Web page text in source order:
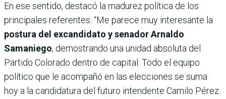
En ese sentido, destacó la madurez política de los
principales referentes. “Me parece muy interesante la
postura del excandidato y senador Arnaldo
Samaniego, demostrando una unidad absoluta del
Partido Colorado dentro de capital. Todo el equipo
político que le acompañó en las elecciones se suma
hoy a la candidatura del futuro intendente Camilo Pérez.